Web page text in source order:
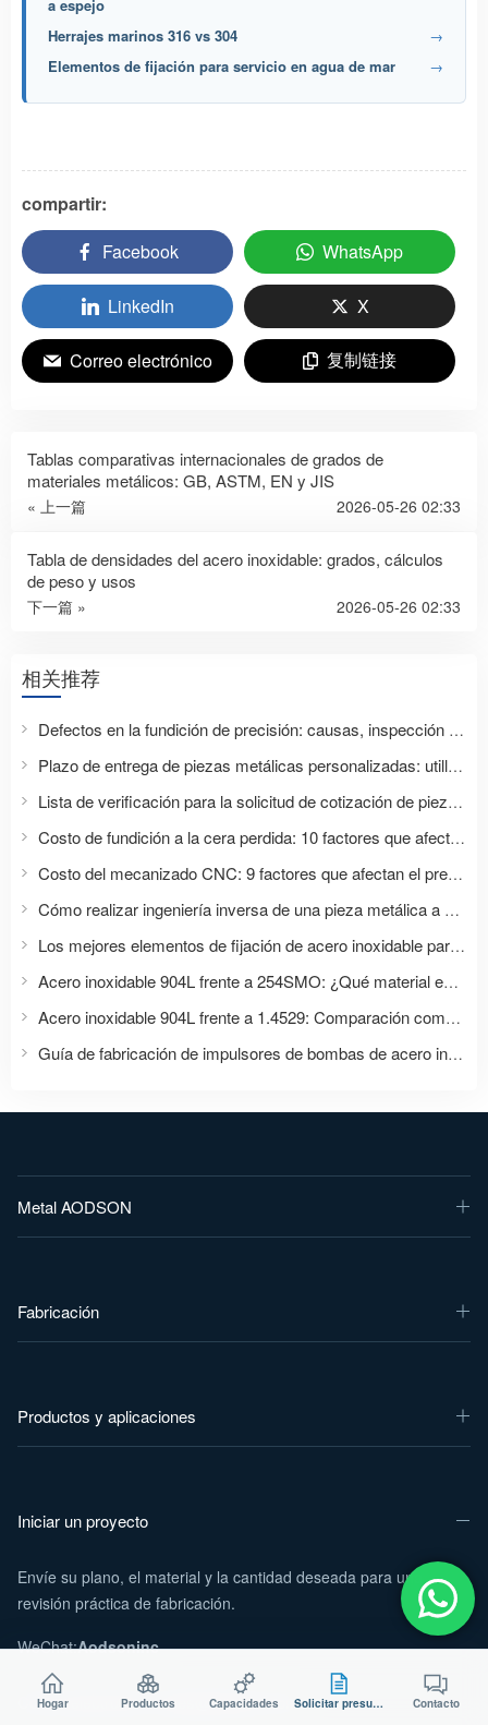
a espejo
Herrajes marinos 316 vs 304
→
Elementos de fijación para servicio en agua de mar
→
compartir:
Facebook
WhatsApp
LinkedIn X
Correo electrónico 复制链接
Tablas comparativas internacionales de grados de
materiales metálicos: GB, ASTM, EN y JIS
« 上一篇 2026-05-26 02:33
Tabla de densidades del acero inoxidable: grados, cálculos
de peso y usos
下一篇 » 2026-05-26 02:33
相关推荐
Defectos en la fundición de precisión: causas, inspección y prevención
Plazo de entrega de piezas metálicas personalizadas: utillaje, muestras, producción y entrega.
Lista de verificación para la solicitud de cotización de piezas metálicas: qué deben enviar los compradores para obtener una cotización precisa.
Costo de fundición a la cera perdida: 10 factores que afectan su cotización
Costo del mecanizado CNC: 9 factores que afectan el presupuesto de su pieza personalizada.
Cómo realizar ingeniería inversa de una pieza metálica a partir de una muestra sin planos.
Los mejores elementos de fijación de acero inoxidable para agua de mar: Guía completa de selección de materiales para aplicaciones marinas y en alta mar.
Acero inoxidable 904L frente a 254SMO: ¿Qué material es mejor para elementos de fijación y aplicaciones con corrosión severa?
Acero inoxidable 904L frente a 1.4529: Comparación completa para elementos de fijación y aplicaciones industriales.
Guía de fabricación de impulsores de bombas de acero inoxidable
Metal AODSON
Fabricación
Productos y aplicaciones
Iniciar un proyecto
Envíe su plano, el material y la cantidad deseada para una
revisión práctica de fabricación.
WeChat:Aodsoninc
Correo electrónico:sales@aodson.com
Hogar Productos Capacidades Solicitar presupuesto Contacto